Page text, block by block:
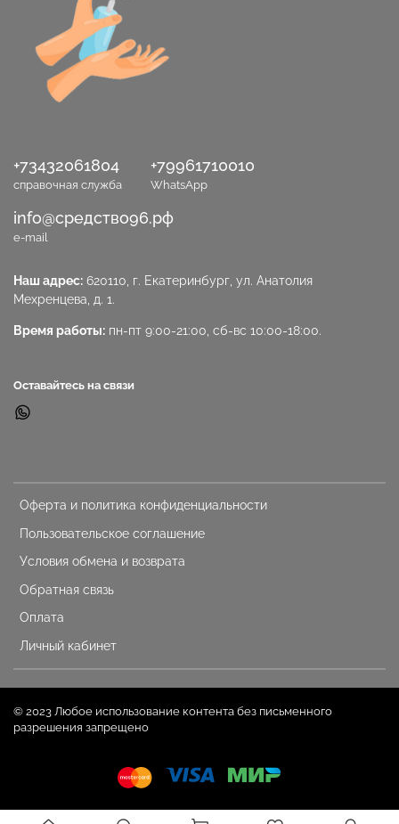
Оферта и политика конфиденциальности
Пользовательское соглашение
Условия обмена и возврата
Обратная связь
Оплата
Личный кабинет
+73432061804
справочная служба
+79961710010
WhatsApp
info@средство96.рф
e-mail
Наш адрес: 620110, г. Екатеринбург, ул. Анатолия
Мехренцева, д. 1.
Время работы: пн-пт 9:00-21:00, сб-вс 10:00-18:00.
Оставайтесь на связи
© 2023 Любое использование контента без письменного
разрешения запрещено